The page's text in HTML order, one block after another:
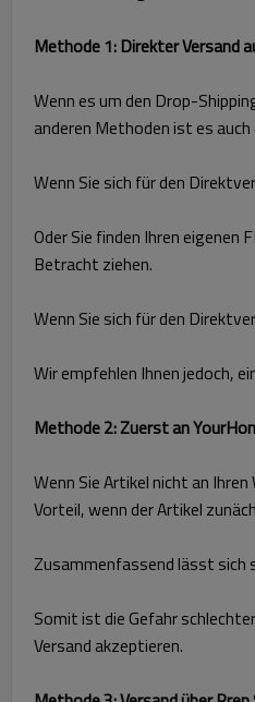
Methode 1: Direkter Versand
Wenn es um den Drop-
anderen Methoden ist es
Wenn Sie sich für den
Oder Sie finden Ihren eigenen
Betracht ziehen.
Wenn Sie sich für den
Wir empfehlen Ihnen jedoch,
Methode 2: Zuerst an
Wenn Sie Artikel nicht an
Vorteil, wenn der Artikel
Zusammenfassend lässt sich
Somit ist die Gefahr
Versand akzeptieren.